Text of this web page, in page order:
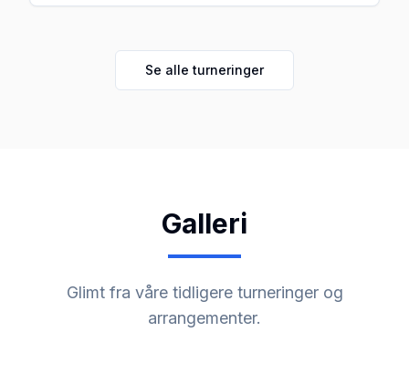
Se alle turneringer
Galleri
Glimt fra våre tidligere turneringer og
arrangementer.